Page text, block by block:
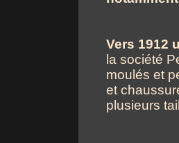
Vers 1912
la société
moulés et
et
plusieurs